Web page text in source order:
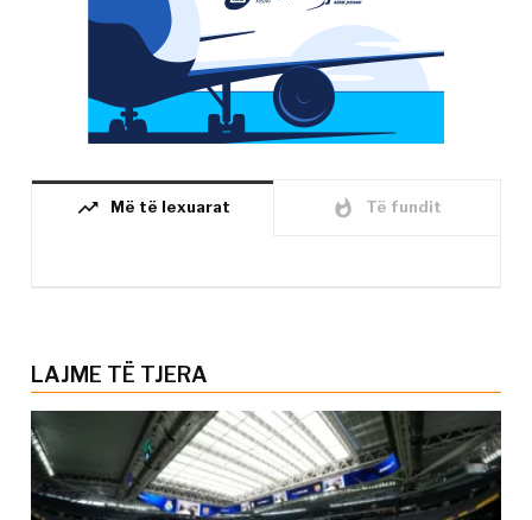
trending_up Më të lexuarat whatshot Të fundit
LAJME TË TJERA